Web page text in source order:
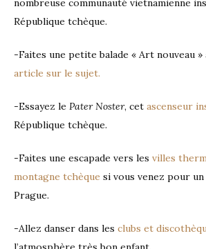
nombreuse communauté vietnamienne
République tchèque.
-Faites une petite balade « Art nouveau
article sur le sujet.
-Essayez le Pater Noster, cet ascenseur
République tchèque.
-Faites une escapade vers les villes
montagne tchèque si vous venez pour
Prague.
-Allez danser dans les clubs et